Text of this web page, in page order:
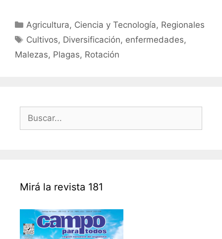
Categorías
Agricultura, Ciencia y Tecnología, Regionales
Etiquetas
Cultivos, Diversificación, enfermedades,
Malezas, Plagas, Rotación
Buscar:
Mirá la revista 181